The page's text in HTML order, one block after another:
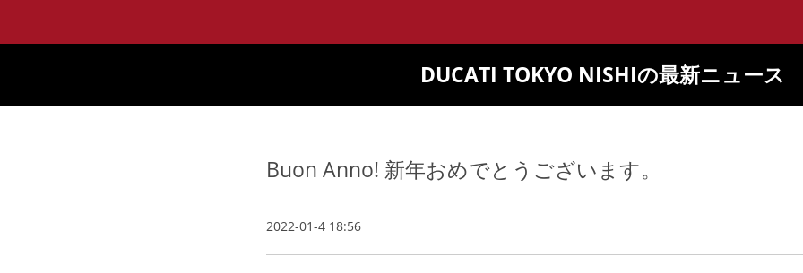
DUCATI TOKYO NISHIの最新ニュース
Buon Anno! 新年おめでとうございます。
2022-01-4 18:56